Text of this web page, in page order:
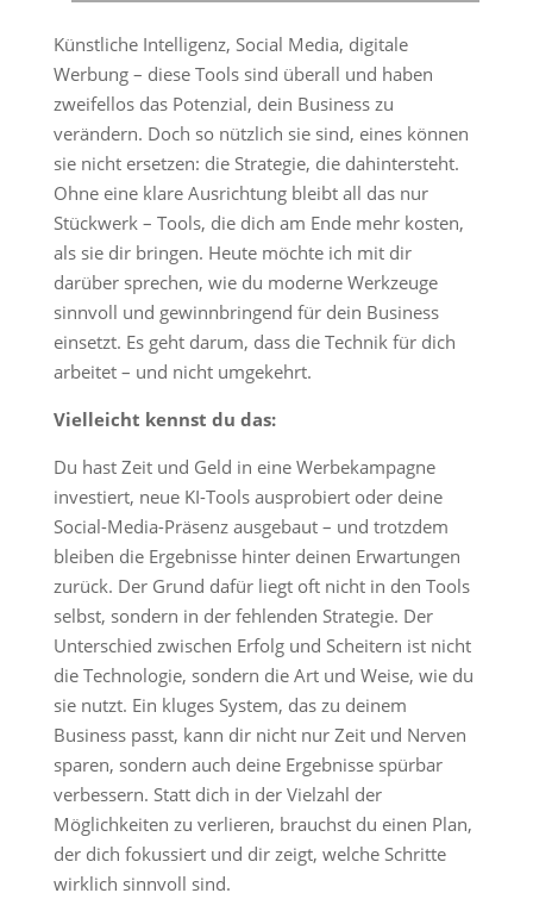
Künstliche Intelligenz, Social Media, digitale
Werbung – diese Tools sind überall und haben
zweifellos das Potenzial, dein Business zu
verändern. Doch so nützlich sie sind, eines können
sie nicht ersetzen: die Strategie, die dahintersteht.
Ohne eine klare Ausrichtung bleibt all das nur
Stückwerk – Tools, die dich am Ende mehr kosten,
als sie dir bringen. Heute möchte ich mit dir
darüber sprechen, wie du moderne Werkzeuge
sinnvoll und gewinnbringend für dein Business
einsetzt. Es geht darum, dass die Technik für dich
arbeitet – und nicht umgekehrt.
Vielleicht kennst du das:
Du hast Zeit und Geld in eine Werbekampagne
investiert, neue KI-Tools ausprobiert oder deine
Social-Media-Präsenz ausgebaut – und trotzdem
bleiben die Ergebnisse hinter deinen Erwartungen
zurück. Der Grund dafür liegt oft nicht in den Tools
selbst, sondern in der fehlenden Strategie. Der
Unterschied zwischen Erfolg und Scheitern ist nicht
die Technologie, sondern die Art und Weise, wie du
sie nutzt. Ein kluges System, das zu deinem
Business passt, kann dir nicht nur Zeit und Nerven
sparen, sondern auch deine Ergebnisse spürbar
verbessern. Statt dich in der Vielzahl der
Möglichkeiten zu verlieren, brauchst du einen Plan,
der dich fokussiert und dir zeigt, welche Schritte
wirklich sinnvoll sind.